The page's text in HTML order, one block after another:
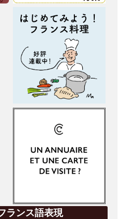
ランス語表現